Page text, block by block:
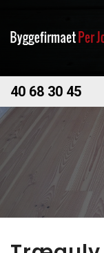
hovedindhold
40 68 30 45